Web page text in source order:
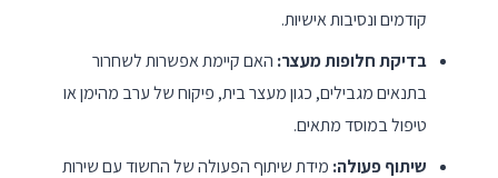
קודמים ונסיבות אישיות.
בדיקת חלופות מעצר: האם קיימת אפשרות לשחרור
בתנאים מגבילים, כגון מעצר בית, פיקוח של ערב מהימן או
טיפול במוסד מתאים.
שיתוף פעולה: מידת שיתוף הפעולה של החשוד עם שירות